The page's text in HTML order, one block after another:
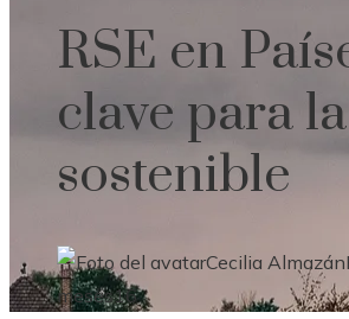
RSE en
clave para
sostenible
Cecilia Almazán
meses16